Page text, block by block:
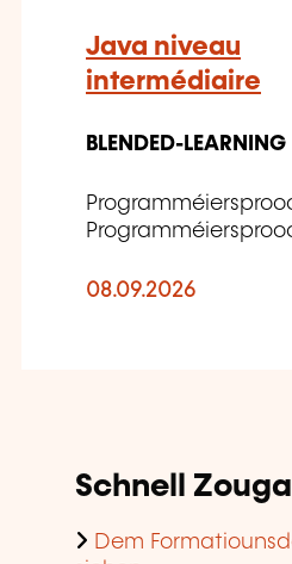
Java niveau
intermédiaire
BLENDED-LEARNING
08.09.2026
Schnell
Dem